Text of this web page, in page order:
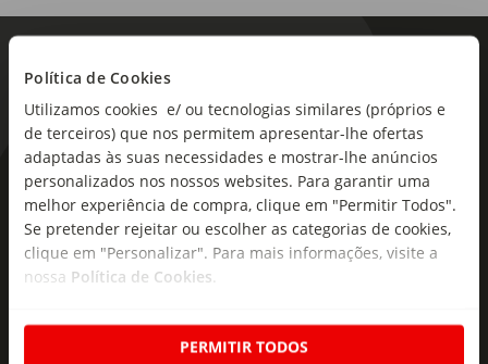
Política de Cookies
Utilizamos cookies e/ ou tecnologias similares (próprios e
de terceiros) que nos permitem apresentar-lhe ofertas
adaptadas às suas necessidades e mostrar-lhe anúncios
personalizados nos nossos websites. Para garantir uma
melhor experiência de compra, clique em "Permitir Todos".
Se pretender rejeitar ou escolher as categorias de cookies,
clique em "Personalizar". Para mais informações, visite a
nossa Política de Cookies.
PERMITIR TODOS
Região:
Douro
Tipo de produto:
Vinho Tinto
Notas de Prova:
Delicado, com taninos firmes e maduros que dão uma boa
estrutura e combinam com a acidez para um final longo e
saboroso. Complexo, com aromas frutados de fruta preta e
de especiarias
As novidades mais frescas no
seu e-mail!
Subscreva e descubra campanhas exclusivas,
ofertas e novidades para si.
Insira o seu e-